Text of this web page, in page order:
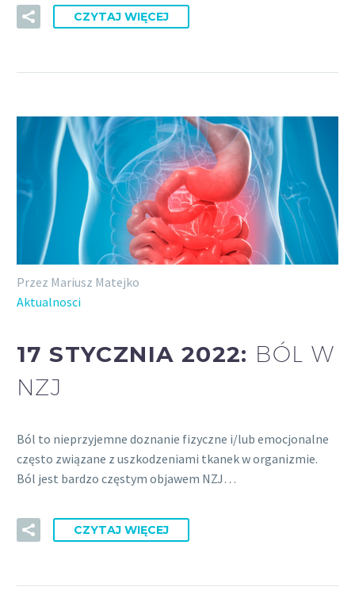
CZYTAJ WIĘCEJ
Przez Mariusz Matejko
Aktualnosci
17 STYCZNIA 2022: BÓL W
NZJ
Ból to nieprzyjemne doznanie fizyczne i/lub emocjonalne
często związane z uszkodzeniami tkanek w organizmie.
Ból jest bardzo częstym objawem NZJ…
CZYTAJ WIĘCEJ